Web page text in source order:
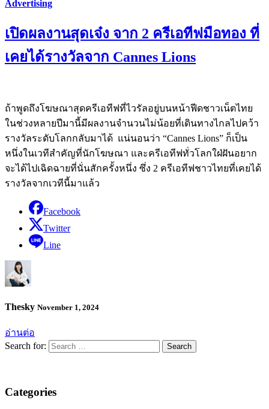
Advertising
เปิดผลงานสุดเจ๋ง จาก 2 ครีเอทีฟมือทอง ที่
เคยได้รางวัลจาก Cannes Lions
ถ้าพูดถึงโฆษณาสุดครีเอทีฟที่ไวรัลอยู่บนหน้าฟีดชาวเน็ตไทย
ในช่วงหลายปีมานี้มีผลงานจำนวนไม่น้อยที่เดินทางไกลไปคว้า
รางวัลระดับโลกกลับมาได้ แน่นอนว่า “Cannes Lions” ก็เป็น
หนึ่งในเวทีสำคัญที่นักโฆษณา และครีเอทีฟทั่วโลกใฝ่ฝันอยาก
จะได้ไปเฉิดฉายที่นั่นสักครั้งหนึ่ง ซึ่ง 2 ครีเอทีฟชาวไทยที่เคยได้
รางวัลจากเวทีนี้มาแล้ว
Facebook
Twitter
Line
Thesky November 1, 2024
อ่านต่อ
Search for:
Categories